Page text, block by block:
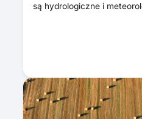
są hydrologiczne i